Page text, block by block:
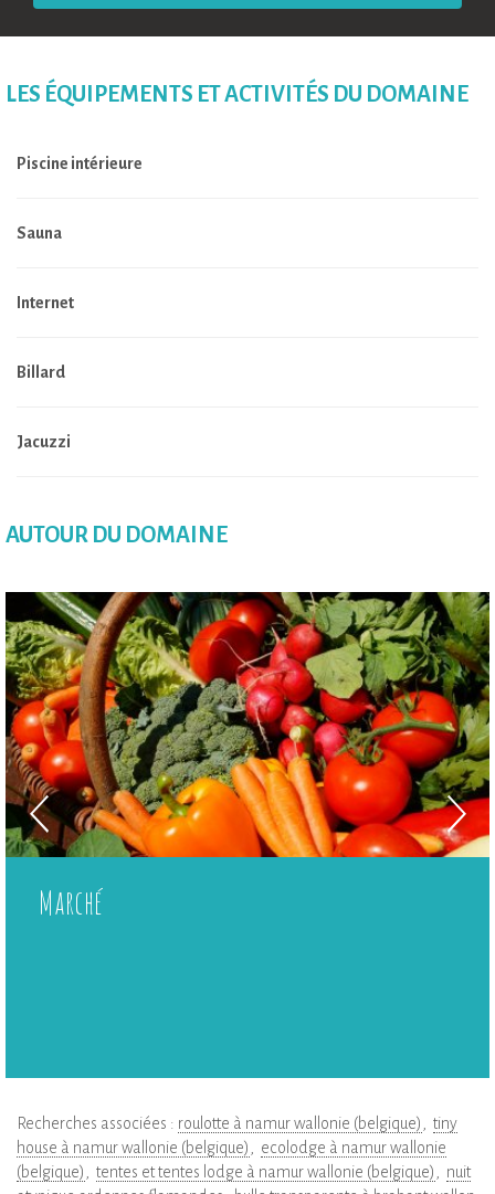
LES ÉQUIPEMENTS ET ACTIVITÉS DU DOMAINE
Piscine intérieure
Sauna
Internet
Billard
Jacuzzi
AUTOUR DU DOMAINE
Marché
Recherches associées : roulotte à namur wallonie (belgique)
tiny
house à namur wallonie (belgique)
ecolodge à namur wallonie
(belgique)
tentes et tentes lodge à namur wallonie (belgique)
nuit